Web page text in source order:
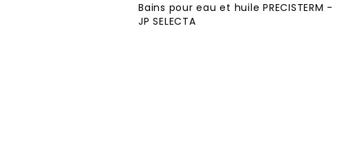
Bains pour eau et huile PRECISTERM -
JP SELECTA